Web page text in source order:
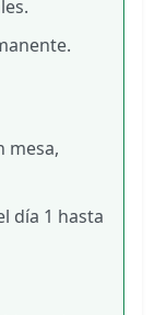
mesa,
día 1 hasta